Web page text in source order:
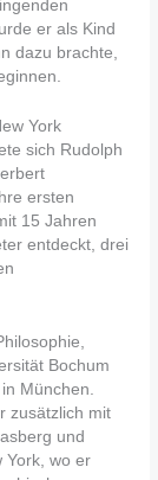
er als Kind
dazu brachte,
York
sich Rudolph
ersten
15 Jahren
entdeckt, drei
Bochum
München.
zusätzlich mit
und
York, wo er